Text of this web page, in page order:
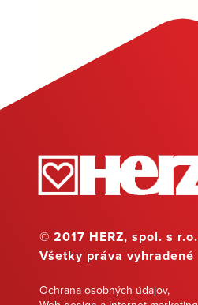
© 2017 HERZ, spol. s r.o.
Všetky práva vyhradené
Ochrana osobných údajov,